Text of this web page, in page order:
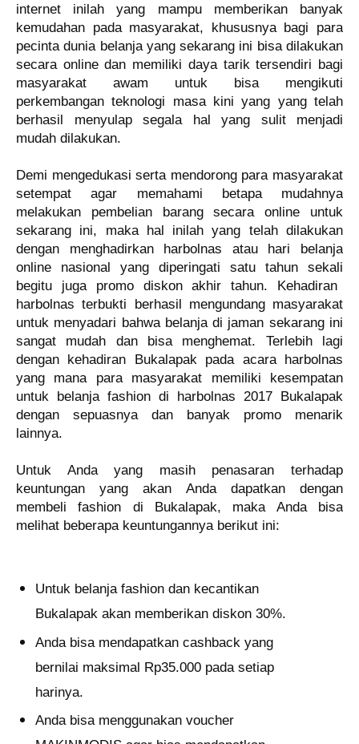
internet inilah yang mampu memberikan banyak
kemudahan pada masyarakat, khususnya bagi para
pecinta dunia belanja yang sekarang ini bisa dilakukan
secara online dan memiliki daya tarik tersendiri bagi
masyarakat awam untuk bisa mengikuti
perkembangan teknologi masa kini yang yang telah
berhasil menyulap segala hal yang sulit menjadi
mudah dilakukan.
Demi mengedukasi serta mendorong para masyarakat
setempat agar memahami betapa mudahnya
melakukan pembelian barang secara online untuk
sekarang ini, maka hal inilah yang telah dilakukan
dengan
menghadirkan harbolnas atau hari
belanja
online
nasional yang diperingati satu tahun sekali
begitu juga promo diskon akhir tahun. Kehadiran
harbolnas terbukti
berhasil mengundang masyarakat
untuk menyadari bahwa belanja di jaman sekarang ini
sangat mudah dan bisa menghemat. Terlebih lagi
dengan kehadiran Bukalapak pada acara harbolnas
yang mana para masyarakat memiliki kesempatan
untuk belanja fashion di harbolnas 2017 Bukalapak
dengan sepuasnya dan banyak promo menarik
lainnya.
Untuk Anda yang masih penasaran terhadap
keuntungan yang akan Anda dapatkan dengan
membeli fashion di Bukalapak, maka Anda bisa
melihat beberapa keuntungannya berikut ini:
Untuk belanja fashion dan kecantikan
Bukalapak akan memberikan diskon 30%.
Anda bisa mendapatkan cashback yang
bernilai maksimal Rp35.000 pada setiap
harinya.
Anda bisa menggunakan voucher